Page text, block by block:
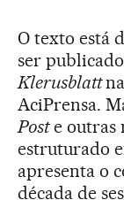
O texto está
ser
Klerusblatt
AciPrensa.
Poste outras
estruturado
apresenta o
década de